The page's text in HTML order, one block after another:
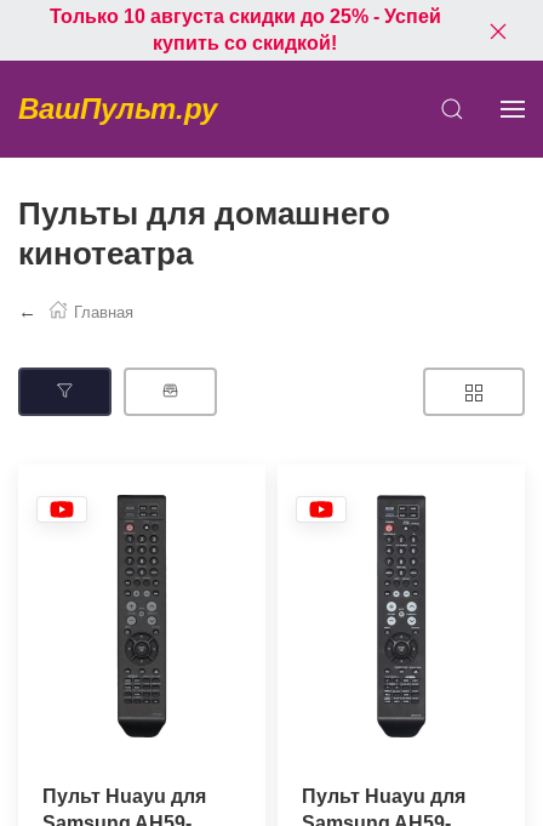
Только 10 августа скидки до 25% - Успей
купить со скидкой!
ВашПульт.ру
Пульты для домашнего
кинотеатра
Главная
Пульт Huayu для
Пульт Huayu для